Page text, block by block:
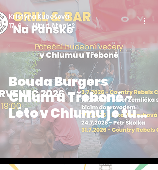
Bouda Burgers
Chlum u Třeboně -
Léto v Chlumu je tu:
rozpis hudebních
večerů a na co se
těšit?
Kristýna Kubešová
17. 6.
Minut čtení: 2